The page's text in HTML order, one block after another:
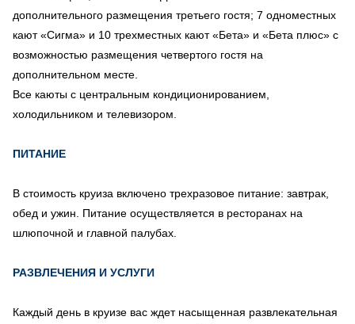
дополнительного размещения третьего гостя; 7 одноместных
кают «Сигма» и 10 трехместных кают «Бета» и «Бета плюс» с
возможностью размещения четвертого гостя на
дополнительном месте.
Все каюты с центральным кондиционированием,
холодильником и телевизором.
ПИТАНИЕ
В стоимость круиза включено трехразовое питание: завтрак,
обед и ужин. Питание осуществляется в ресторанах на
шлюпочной и главной палубах.
РАЗВЛЕЧЕНИЯ И УСЛУГИ
Каждый день в круизе вас ждет насыщенная развлекательная